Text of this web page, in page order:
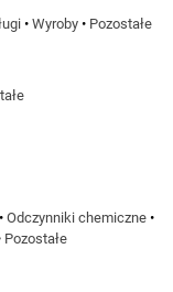
• Wyroby • Pozostałe
• Odczynniki chemiczne •
Pozostałe